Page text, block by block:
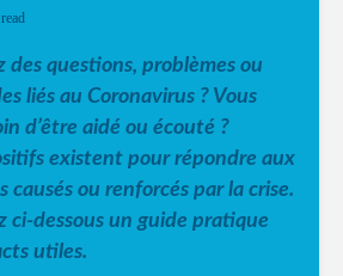
des questions, problèmes ou
liés au Coronavirus ? Vous
d’être aidé ou écouté ?
existent pour répondre aux
causés ou renforcés par la crise.
ci-dessous un guide pratique
utiles.